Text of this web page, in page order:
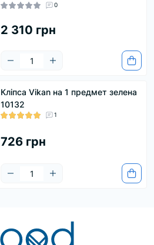
0
2 310 грн
Кліпса Vikan на 1 предмет зелена
10132
1
726 грн